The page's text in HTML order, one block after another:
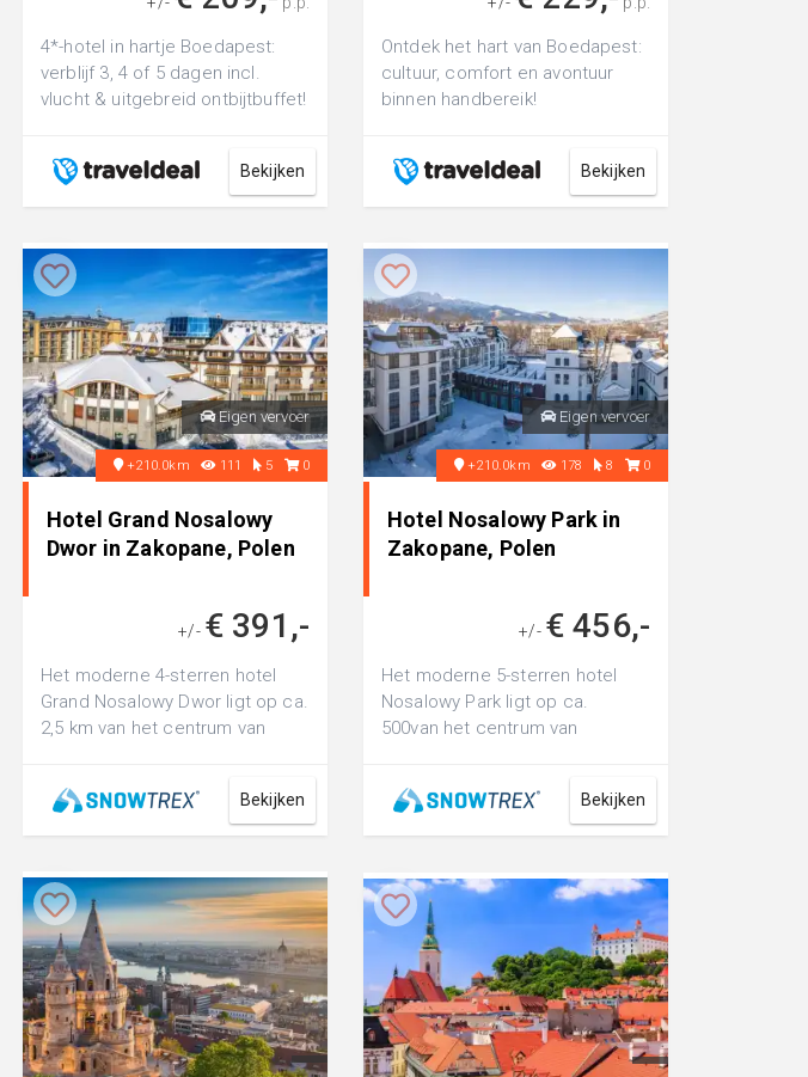
4*-hotel in hartje Boedapest:
verblijf 3, 4 of 5 dagen incl.
vlucht & uitgebreid ontbijtbuffet!
Bekijken
Ontdek het hart van Boedapest:
cultuur, comfort en avontuur
binnen handbereik!
Bekijken
Eigen vervoer
+210.0km 111 5 0
Hotel Grand Nosalowy
Dwor in Zakopane, Polen
+/- € 391,-
Het moderne 4-sterren hotel
Grand Nosalowy Dwor ligt op ca.
2,5 km van het centrum van
Bekijken
Eigen vervoer
+210.0km 178 8 0
Hotel Nosalowy Park in
Zakopane, Polen
+/- € 456,-
Het moderne 5-sterren hotel
Nosalowy Park ligt op ca.
500van het centrum van
Bekijken